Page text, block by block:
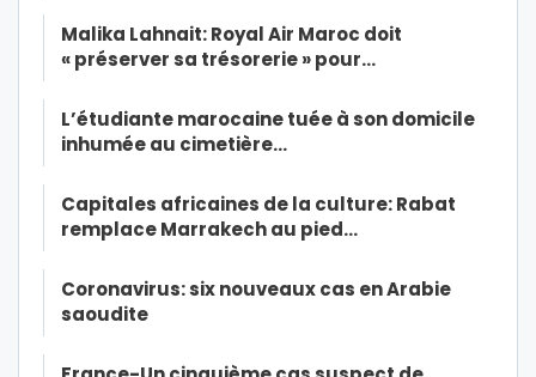
Malika Lahnait: Royal Air Maroc doit
« préserver sa trésorerie » pour…
L’étudiante marocaine tuée à son domicile
inhumée au cimetière…
Capitales africaines de la culture: Rabat
remplace Marrakech au pied…
Coronavirus: six nouveaux cas en Arabie
saoudite